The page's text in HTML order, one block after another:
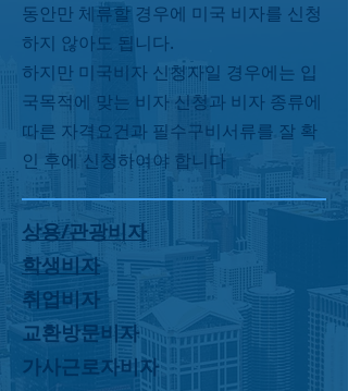
동안만 체류할 경우에 미국 비자를 신청
하지 않아도 됩니다.
하지만 미국비자 신청자일 경우에는 입
국목적에 맞는 비자 신청과 비자 종류에
따른 자격요건과 필수구비서류를 잘 확
인 후에 신청하여야 합니다
상용/관광비자
학생비자
취업비자
교환방문비자
가사근로자비자